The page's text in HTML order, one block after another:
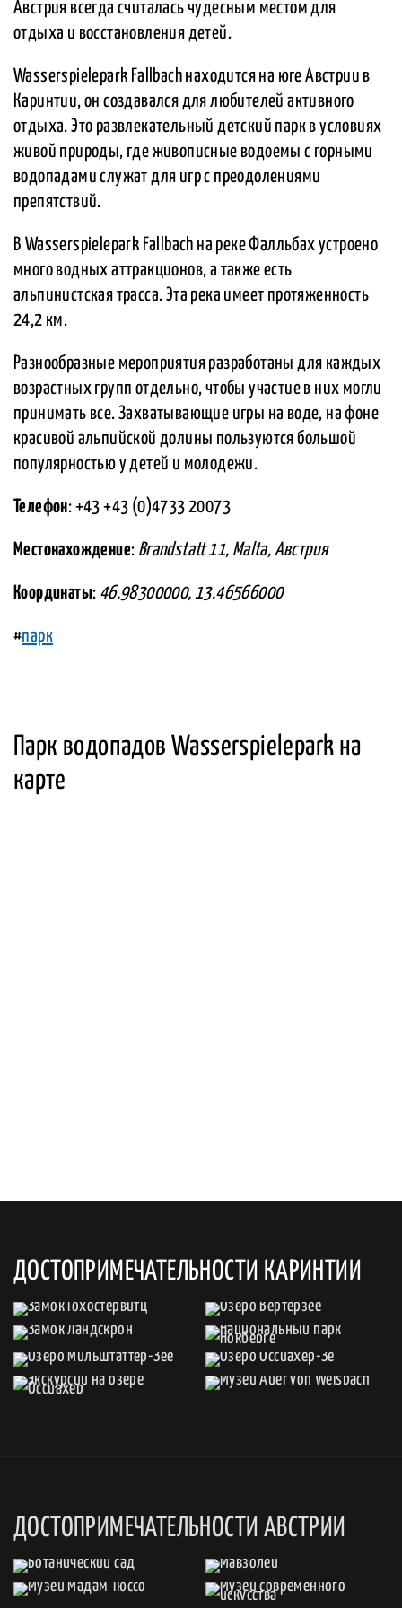
Австрия всегда считалась чудесным местом для
отдыха и восстановления детей.
Wasserspielepark Fallbach находится на юге Австрии в
Каринтии, он создавался для любителей активного
отдыха. Это развлекательный детский парк в условиях
живой природы, где живописные водоемы с горными
водопадами служат для игр с преодолениями
препятствий.
В Wasserspielepark Fallbach на реке Фалльбах устроено
много водных аттракционов, а также есть
альпинистская трасса. Эта река имеет протяженность
24,2 км.
Разнообразные мероприятия разработаны для каждых
возрастных групп отдельно, чтобы участие в них могли
принимать все. Захватывающие игры на воде, на фоне
красивой альпийской долины пользуются большой
популярностью у детей и молодежи.
Телефон: +43 +43 (0)4733 20073
Местонахождение: Brandstatt 11, Malta, Австрия
Координаты: 46.98300000, 13.46566000
#парк
Парк водопадов Wasserspielepark на
карте
ДОСТОПРИМЕЧАТЕЛЬНОСТИ КАРИНТИИ
ДОСТОПРИМЕЧАТЕЛЬНОСТИ АВСТРИИ